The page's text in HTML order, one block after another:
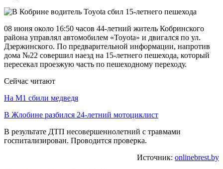
08 июня около 16:50 часов 44-летний житель Кобринского
района управлял автомобилем «Toyota» и двигался по ул.
Дзержинского. По предварительной информации, напротив
дома №22 совершил наезд на 15-летнего пешехода, который
пересекал проезжую часть по пешеходному переходу.
Сейчас читают
На М1 сбили медведя
В Жлобине разбился 24-летний мотоциклист
В результате ДТП несовершеннолетний с травмами
госпитализирован. Проводится проверка.
Источник: onlinebrest.by